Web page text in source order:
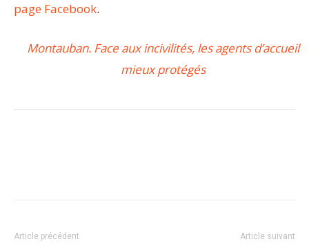
page Facebook.
Montauban. Face aux incivilités, les agents d’accueil
mieux protégés
Article précédent Article suivant